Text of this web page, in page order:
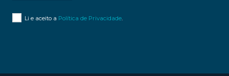
Li e aceito a Política de Privacidade.